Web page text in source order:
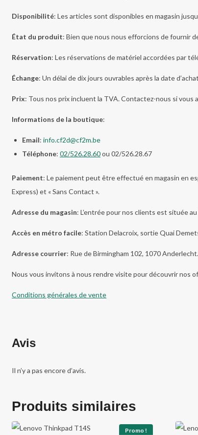
Disponibilité: Les articles sont disponibles en magasin
État du produit: Bien que nous nous efforcions de fournir
Réservation: Les réservations de matériel accordées par
Échange: Un délai de dix jours ouvrables après la date
Prix: Tous nos prix incluent la TVA. Contactez-nous si vous
Informations de la boutique:
Email: info.cf2d@cf2m.be
Téléphone: 02/526.28.60ou 02/526.28.67
Paiement: Le paiement peut être effectué en magasin en
Express) et « Sans Contact ».
Adresse du magasin: L’entrée pour nos clients est située
Accès en métro facile: Station Delacroix, sortie Quai
Adresse courrier: Rue de Birmingham 102, 1070 Anderlecht.
Nous vous invitons à nous rendre visite pour découvrir nos
Conditions générales de vente
Avis
Il n’y a pas encore d’avis.
Produits similaires
Promo !